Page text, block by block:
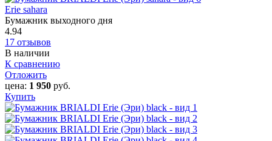
Erie sahara
Бумажник выходного дня
4.94
17 отзывов
В наличии
К сравнению
Отложить
цена: 1 950 руб.
Купить